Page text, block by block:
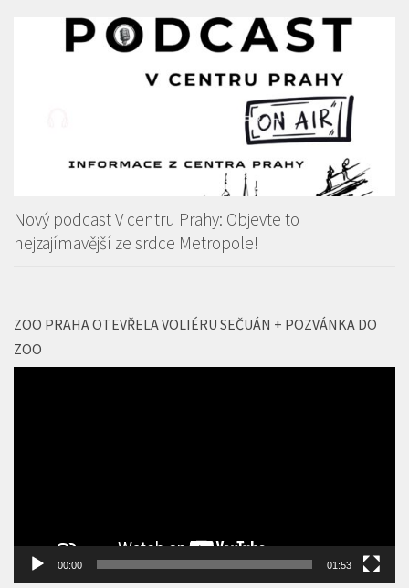
Nový podcast V centru Prahy: Objevte to
nejzajímavější ze srdce Metropole!
ZOO PRAHA OTEVŘELA VOLIÉRU SEČUÁN + POZVÁNKA DO
ZOO
00:00 01:53